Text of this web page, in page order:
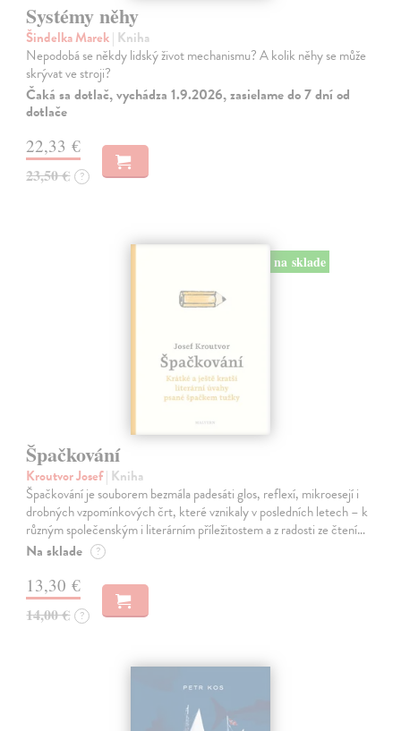
Systémy něhy
Šindelka Marek| Kniha
Nepodobá se někdy lidský život mechanismu? A kolik něhy se může
skrývat ve stroji?
Čaká sa dotlač, vychádza 1.9.2026, zasielame do 7 dní od
dotlače
22,33 €
23,50 € ?
na sklade
Špačkování
Kroutvor Josef| Kniha
Špačkování je souborem bezmála padesáti glos, reflexí, mikroesejí i
drobných vzpomínkových črt, které vznikaly v posledních letech – k
různým společenským i literárním příležitostem a z radosti ze čtení…
Na sklade ?
13,30 €
14,00 € ?